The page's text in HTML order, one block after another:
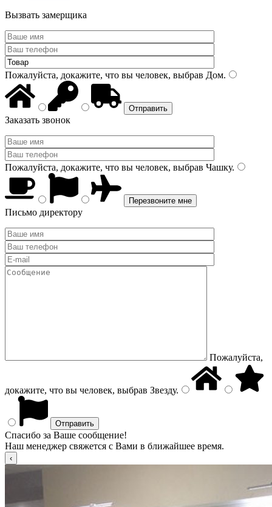
Вызвать замерщика
Пожалуйста, докажите, что вы человек, выбрав Дом.
Заказать звонок
Пожалуйста, докажите, что вы человек, выбрав Чашку.
Письмо директору
Пожалуйста,
докажите, что вы человек, выбрав Звезду.
Спасибо за Ваше сообщение!
Наш менеджер свяжется с Вами в ближайшее время.